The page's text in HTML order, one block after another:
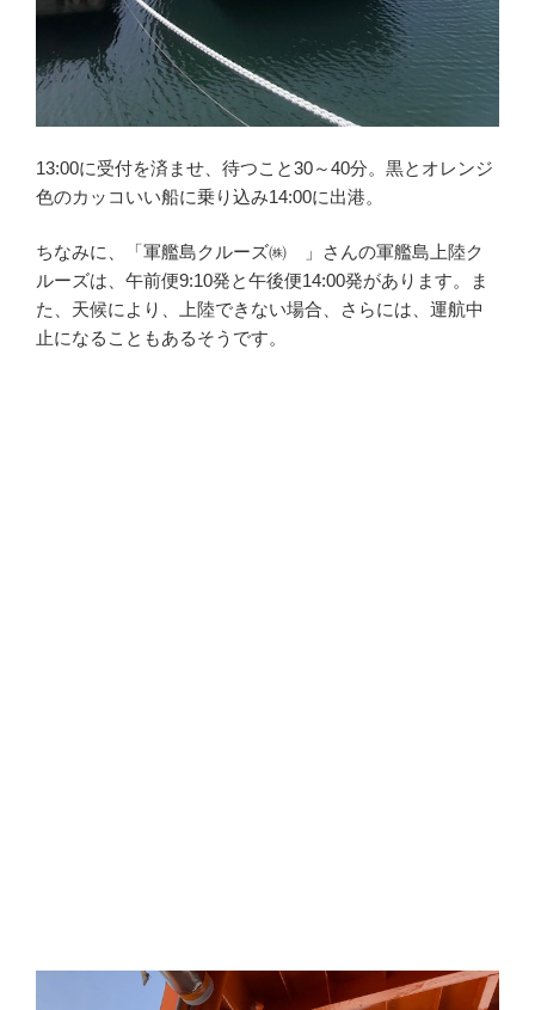
13:00に受付を済ませ、待つこと30～40分。黒とオレンジ
色のカッコいい船に乗り込み14:00に出港。
ちなみに、「軍艦島クルーズ㈱ 」さんの軍艦島上陸ク
ルーズは、午前便9:10発と午後便14:00発があります。ま
た、天候により、上陸できない場合、さらには、運航中
止になることもあるそうです。